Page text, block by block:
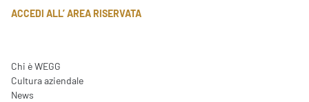
ACCEDI ALL’ AREA RISERVATA
Chi è WEGG
Cultura aziendale
News